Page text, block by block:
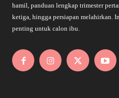
hamil, panduan lengkap trimester
ketiga, hingga persiapan melahirkan.
penting untuk calon ibu.